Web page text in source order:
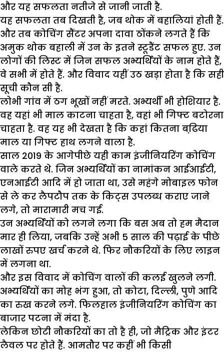
और यह सफलता नतीजे से जानी जाती है.
यह सफलता तब दिखती है, जब थोक में बहालियां होती हैं.
और तब कोचिंग सैंटर अपना दावा ठोंकने लगते हैं कि
अमुक थोक बहाली में उन के इतने स्टूडैंट सफल हुए. उन
लोगों की लिस्ट में जिन सफल अभ्यर्थियों के नाम होते हैं,
वे सभी में होते हैं. और विवाद यहीं उठ खड़ा होता है कि सही
सूची कौन सी है.
लोभी गांव में ठग भूखों नहीं मरते. अभ्यर्थी भी होशियार है.
वह यहां भी माल काटना चाहता है, वहां भी गिफ्ट बटोरना
चाहता है. वह यह भी देखता है कि कहां कितना बढि़या
माल या गिफ्ट हाथ लगने वाला है.
साल 2019 के आगेपीछे यही काम इंजीनियरिंग कोचिंग
वाले करते थे. जिन अभ्यर्थियों का नामांकन आईआईटी,
एनआईटी आदि में हो जाता था, उसे महंगे मोबाइल फोन
से ले कर लैपटौप तक के किट्स उपलब्ध कराए जाने
लगे, तो मारामारी मच गई.
उन अभ्यर्थियों को लगने लगा कि बस अब तो हम मैदान
मार ही लिया, जबकि उन्हें अभी 5 साल की पढ़ाई के पीछे
लाखों रुपए खर्च करने थे. फिर नौकरियों के लिए लाइन
में लगना था.
और इस विवाद में कोचिंग वालों की कलई खुलने लगी.
अभ्यर्थियों का मोह भंग हुआ, तो कोटा, दिल्ली, पुणे आदि
का रुख करने लगे. फिलहाल इंजीनियरिंग कोचिंग का
बाजार पटना में मंदा है.
लेकिन छोटी नौकरियों का तो है ही, जो मैट्रिक और इंटर
लैवल पर होते हैं. आमतौर पर कहीं भी किसी